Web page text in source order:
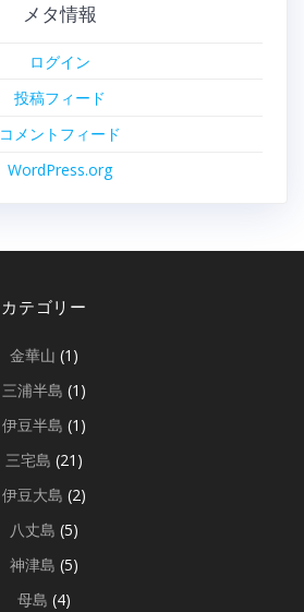
メタ情報
ログイン
投稿フィード
コメントフィード
WordPress.org
カテゴリー
金華山 (1)
三浦半島 (1)
伊豆半島 (1)
三宅島 (21)
伊豆大島 (2)
八丈島 (5)
神津島 (5)
母島 (4)